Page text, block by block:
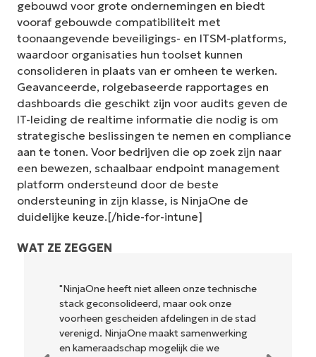
gebouwd voor grote ondernemingen en biedt
vooraf gebouwde compatibiliteit met
toonaangevende beveiligings- en ITSM-platforms,
waardoor organisaties hun toolset kunnen
consolideren in plaats van er omheen te werken.
Geavanceerde, rolgebaseerde rapportages en
dashboards die geschikt zijn voor audits geven de
IT-leiding de realtime informatie die nodig is om
strategische beslissingen te nemen en compliance
aan te tonen. Voor bedrijven die op zoek zijn naar
een bewezen, schaalbaar endpoint management
platform ondersteund door de beste
ondersteuning in zijn klasse, is NinjaOne de
duidelijke keuze.[/hide-for-intune]
WAT ZE ZEGGEN
"NinjaOne heeft niet alleen onze technische
stack geconsolideerd, maar ook onze
voorheen gescheiden afdelingen in de stad
verenigd. NinjaOne maakt samenwerking
en kameraadschap mogelijk die we